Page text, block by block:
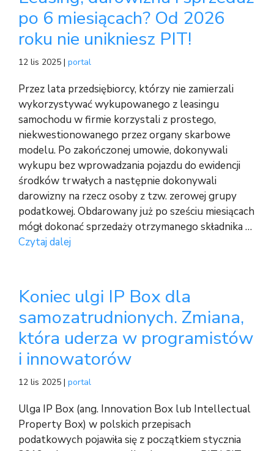
po 6 miesiącach? Od 2026
roku nie unikniesz PIT!
12 lis 2025 | portal
Przez lata przedsiębiorcy, którzy nie zamierzali
wykorzystywać wykupowanego z leasingu
samochodu w firmie korzystali z prostego,
niekwestionowanego przez organy skarbowe
modelu. Po zakończonej umowie, dokonywali
wykupu bez wprowadzania pojazdu do ewidencji
środków trwałych a następnie dokonywali
darowizny na rzecz osoby z tzw. zerowej grupy
podatkowej. Obdarowany już po sześciu miesiącach
mógł dokonać sprzedaży otrzymanego składnika …
Czytaj dalej
Koniec ulgi IP Box dla
samozatrudnionych. Zmiana,
która uderza w programistów
i innowatorów
12 lis 2025 | portal
Ulga IP Box (ang. Innovation Box lub Intellectual
Property Box) w polskich przepisach
podatkowych pojawiła się z początkiem stycznia